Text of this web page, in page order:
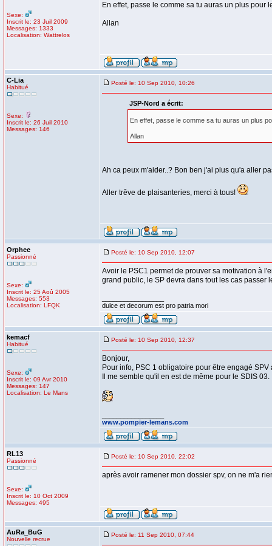
Sexe:
Inscrit le: 23 Juil 2009
Messages: 1333
Localisation: Wattrelos
En effet, passe le comme sa tu auras un plus pour
Allan
C-Lia
Habitué
Sexe:
Inscrit le: 26 Juil 2010
Messages: 146
Posté le: 10 Sep 2010, 10:26
JSP-Nord a écrit:
En effet, passe le comme sa tu auras un plus
Allan
Ah ca peux m'aider..? Bon ben j'ai plus qu'a aller
Aller trêve de plaisanteries, merci à tous!
Orphee
Passionné
Sexe:
Inscrit le: 25 Aoû 2005
Messages: 553
Localisation: LFQK
Posté le: 10 Sep 2010, 12:07
Avoir le PSC1 permet de prouver sa motivation à
grand public, le SP devra dans tout les cas passer
dulce et decorum est pro patria mori
kemacf
Habitué
Sexe:
Inscrit le: 09 Avr 2010
Messages: 147
Localisation: Le Mans
Posté le: 10 Sep 2010, 12:37
Bonjour,
Pour info, PSC 1 obligatoire pour être engagé SPV
Il me semble qu'il en est de même pour le SDIS 03.
www.pompier-lemans.com
RL13
Passionné
Sexe:
Inscrit le: 10 Oct 2009
Messages: 495
Posté le: 10 Sep 2010, 22:02
après avoir ramener mon dossier spv, on ne m'a
AuRa_BuG
Nouvelle recrue
Posté le: 11 Sep 2010, 07:44